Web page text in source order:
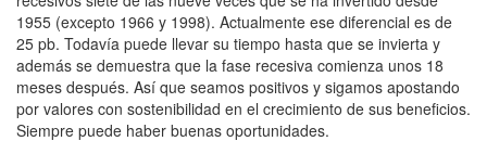
1955 (excepto 1966 y 1998). Actualmente ese diferencial es de
25 pb. Todavía puede llevar su tiempo hasta que se invierta y
además se demuestra que la fase recesiva comienza unos 18
meses después. Así que seamos positivos y sigamos apostando
por valores con sostenibilidad en el crecimiento de sus beneficios.
Siempre puede haber buenas oportunidades.